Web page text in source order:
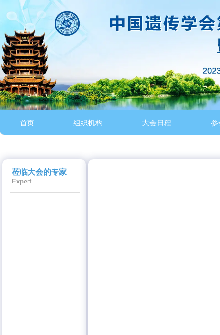
首页 组织机构 大会日程 参
莅临大会的专家
Expert